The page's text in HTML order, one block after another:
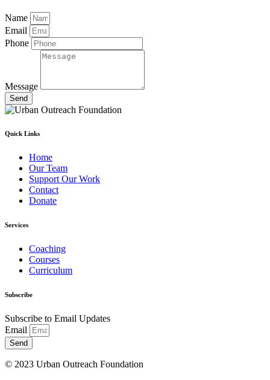
Name
Email
Phone
Message
Send
Quick Links
Home
Our Team
Support Our Work
Contact
Donate
Services
Coaching
Courses
Curriculum
Subscribe
Subscribe to Email Updates
Email
Send
© 2023 Urban Outreach Foundation